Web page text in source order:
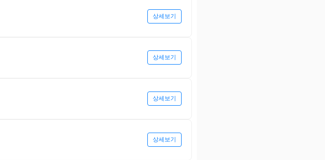
상세보기
상세보기
상세보기
상세보기